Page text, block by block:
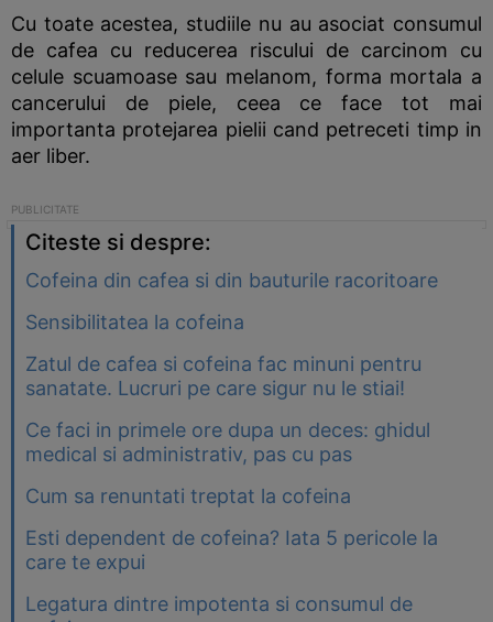
Cu toate acestea, studiile nu au asociat consumul
de cafea cu reducerea riscului de carcinom cu
celule scuamoase sau melanom, forma mortala a
cancerului de piele, ceea ce face tot mai
importanta protejarea pielii cand petreceti timp in
aer liber.
Citeste si despre:
Cofeina din cafea si din bauturile racoritoare
Sensibilitatea la cofeina
Zatul de cafea si cofeina fac minuni pentru
sanatate. Lucruri pe care sigur nu le stiai!
Ce faci in primele ore dupa un deces: ghidul
medical si administrativ, pas cu pas
Cum sa renuntati treptat la cofeina
Esti dependent de cofeina? Iata 5 pericole la
care te expui
Legatura dintre impotenta si consumul de